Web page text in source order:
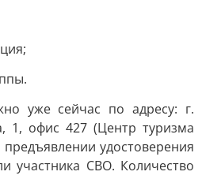
уже сейчас по адресу: г.
1, офис 427 (Центр туризма
удостоверения
участника СВО. Количество